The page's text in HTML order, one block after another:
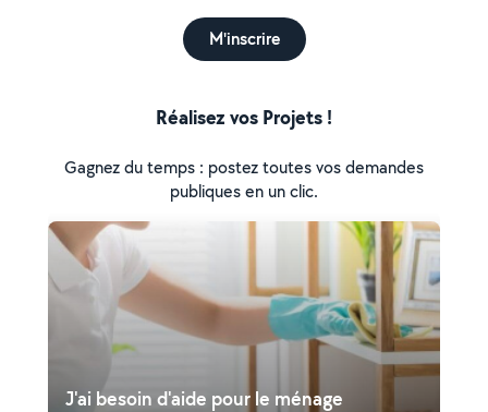
M'inscrire
Réalisez vos Projets !
Gagnez du temps : postez toutes vos demandes
publiques en un clic.
J'ai besoin d'aide pour le ménage